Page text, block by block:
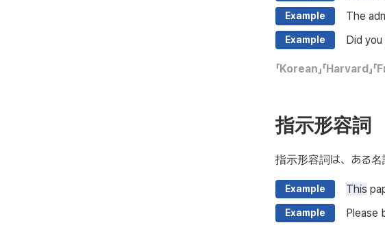
Example The
Example Did
「Korean」「Harvard」「
指示形容詞
指示形容詞は、ある名
Example This
Example Please